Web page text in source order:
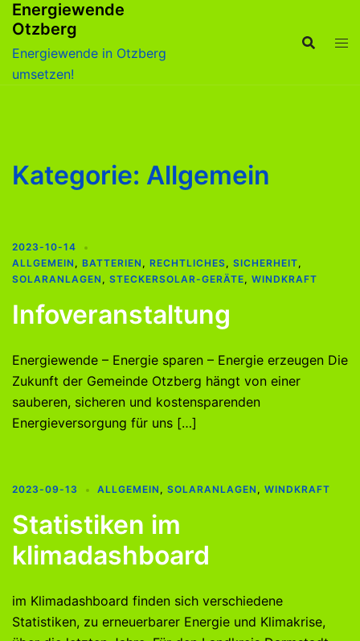
Zum
Inhalt
springen
Energiewende
Otzberg
Energiewende in Otzberg
umsetzen!
Kategorie: Allgemein
2023-10-14
ALLGEMEIN , BATTERIEN , RECHTLICHES, SICHERHEIT,
SOLARANLAGEN , STECKERSOLAR-GERÄTE, WINDKRAFT
Infoveranstaltung
Energiewende – Energie sparen – Energie erzeugen Die
Zukunft der Gemeinde Otzberg hängt von einer
sauberen, sicheren und kostensparenden
Energieversorgung für uns […]
2023-09-13 ALLGEMEIN , SOLARANLAGEN , WINDKRAFT
Statistiken im
klimadashboard
im Klimadashboard finden sich verschiedene
Statistiken, zu erneuerbarer Energie und Klimakrise,